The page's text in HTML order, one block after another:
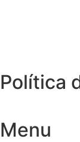
Política
Menu